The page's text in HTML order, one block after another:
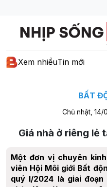
Xem nhiềuTin mới
BẤT
Chủ nhật,
Giá nhà ở riêng lẻ
Một đơn vị chuyên
viên Hội Môi giới Bất
quý I/2024 là giai